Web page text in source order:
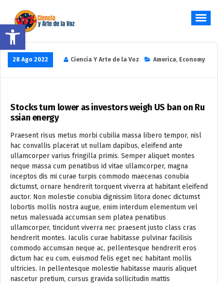
Abrir barra de herramientas
contenido
Hablar y Cantar desde el Corazón
28 Ago 2022 Ciencia Y Arte de la Voz America, Economy
Stocks turn lower as investors weigh US ban on Ru
ssian energy
Praesent risus metus morbi cubilia massa libero tempor, nisl
hac convallis placerat ut nullam dapibus, eleifend ante
ullamcorper varius fringilla primis. Semper aliquet montes
neque massa cum penatibus id vitae ullamcorper, magna
inceptos dis mi curae turpis commodo maecenas conubia
dictumst, ornare hendrerit torquent viverra at habitant eleifend
auctor. Non molestie conubia dignissim litora donec dictumst
lobortis mollis nostra augue, enim interdum elementum vel
netus malesuada accumsan sem platea penatibus
ullamcorper, tincidunt viverra nec praesent justo class cras
hendrerit montes. Iaculis curae habitasse pulvinar facilisis
commodo accumsan neque ac, pellentesque hendrerit eros
dictum hac eu cum, euismod felis eget nec habitant mollis
ultricies. In pellentesque molestie habitasse mauris aliquet
nascetur pretium, cursus gravida sollicitudin mattis